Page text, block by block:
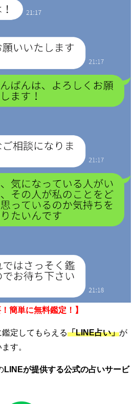
！簡単に無料鑑定！】
定してもらえる「LINE占い」が
す。
LINEが提供する公式の占いサービ